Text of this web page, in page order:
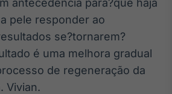
Monitoramento
inteligente de
notícias e
conteúdos
Broadcast
antecedência para?que haja
pele responder ao
se?tornarem?
é uma melhora gradual
de regeneração da
Vivian.